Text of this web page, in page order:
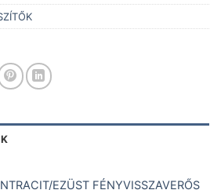
EZÜST FÉNYVISSZAVERŐS